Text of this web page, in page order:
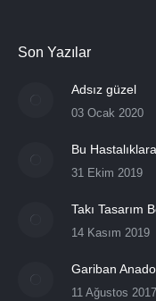
Son Yazılar
Adsız güzel
03 Ocak 2020
Bu
31 Ekim 2019
Takı Tasarım
14 Kasım 2019
Gariban
11 Ağustos 2017